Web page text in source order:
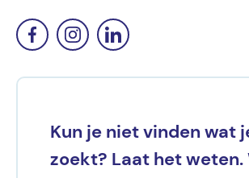
Kun je niet vinden wat
zoekt? Laat het weten.